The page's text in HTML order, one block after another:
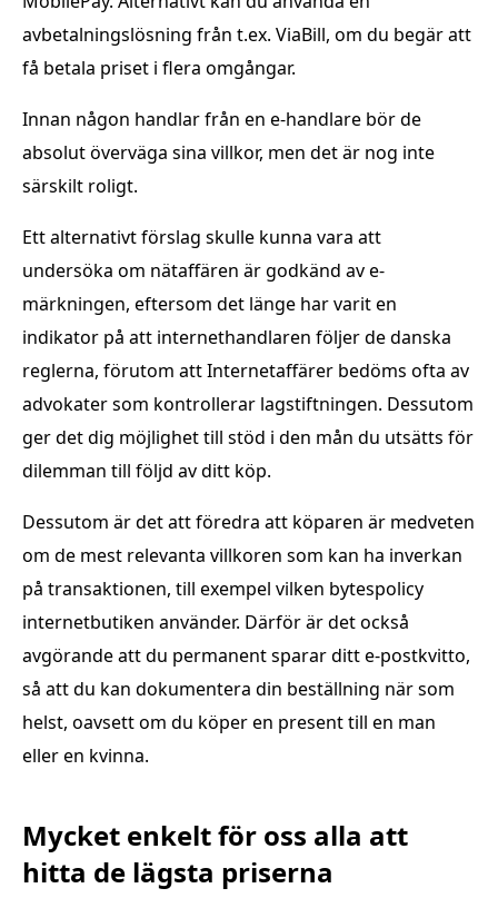
avbetalningslösning från t.ex. ViaBill, om du begär att
få betala priset i flera omgångar.
Innan någon handlar från en e-handlare bör de
absolut överväga sina villkor, men det är nog inte
särskilt roligt.
Ett alternativt förslag skulle kunna vara att
undersöka om nätaffären är godkänd av e-
märkningen, eftersom det länge har varit en
indikator på att internethandlaren följer de danska
reglerna, förutom att Internetaffärer bedöms ofta av
advokater som kontrollerar lagstiftningen. Dessutom
ger det dig möjlighet till stöd i den mån du utsätts för
dilemman till följd av ditt köp.
Dessutom är det att föredra att köparen är medveten
om de mest relevanta villkoren som kan ha inverkan
på transaktionen, till exempel vilken bytespolicy
internetbutiken använder. Därför är det också
avgörande att du permanent sparar ditt e-postkvitto,
så att du kan dokumentera din beställning när som
helst, oavsett om du köper en present till en man
eller en kvinna.
Mycket enkelt för oss alla att
hitta de lägsta priserna